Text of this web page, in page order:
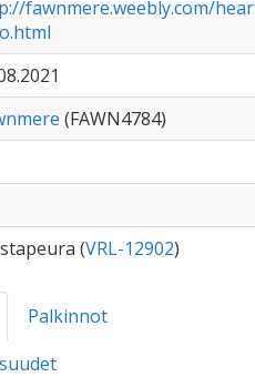
fawnmere.weebly.com/
(FAWN4784)
(VRL-12902)
Palkinnot